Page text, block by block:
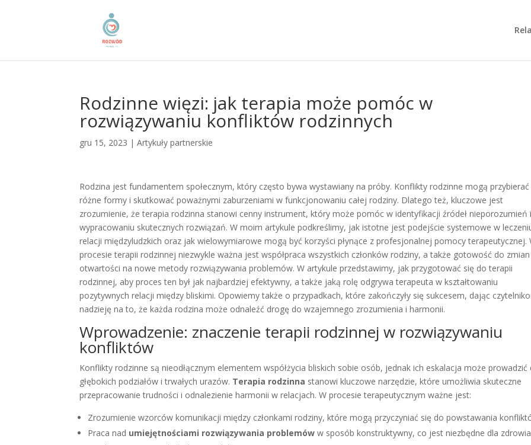
Rodzinne więzi: jak terapia może pomóc w
rozwiązywaniu konfliktów rodzinnych
gru 15, 2023 |Artykuły partnerskie
Rodzina jest fundamentem społecznym, który często bywa wystawiany na próby. Konflikty rodzinne mogą przybierać
różne formy i skutkować poważnymi zaburzeniami w funkcjonowaniu całej rodziny. Dlatego też, kluczowe jest
zrozumienie, że terapia rodzinna stanowi cenny instrument, który może pomóc w identyfikacji źródeł nieporozumień
wypracowaniu skutecznych rozwiązań. W moim artykule podkreślimy, jak istotne jest podejście systemowe w
relacji międzyludzkich oraz jak wielowymiarowe mogą być korzyści płynące z profesjonalnej pomocy terapeutycznej.
procesie terapii rodzinnej niezwykle ważna jest współpraca wszystkich członków rodziny, a także gotowość do
otwartości na nowe metody rozwiązywania problemów. W artykule przedstawimy, jak przygotować się do terapii
rodzinnej, aby proces ten był jak najbardziej efektywny, a także jaką rolę odgrywa terapeuta w kształtowaniu
pozytywnych relacji między bliskimi. Opowiemy także o przypadkach, które zakończyły się sukcesem, dając
nadzieję na to, że każda rodzina może odnaleźć drogę do wzajemnego zrozumienia i harmonii.
Wprowadzenie: znaczenie terapii rodzinnej w rozwiązywaniu
konfliktów
Konflikty rodzinne są nieodłącznym elementem współżycia bliskich sobie osób, jednak ich eskalacja może prowadzić
głębokich podziałów i trwałych urazów. Terapia rodzinna stanowi kluczowe narzędzie, które umożliwia skuteczne
przepracowanie trudności i odnalezienie harmonii w relacjach. W procesie terapeutycznym ważne jest:
Zrozumienie wzorców komunikacji między członkami rodziny, które mogą przyczyniać się do powstawania
Praca nad umiejętnościami rozwiązywania problemów w sposób konstruktywny, co jest niezbędne dla zdrowia